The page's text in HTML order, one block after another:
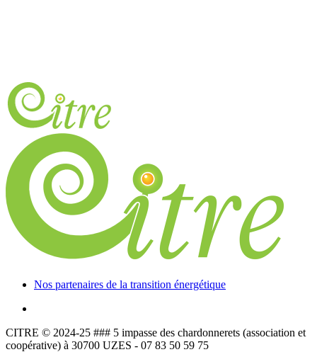
Nos partenaires de la transition énergétique
CITRE © 2024-25 ### 5 impasse des chardonnerets (association et
coopérative) à 30700 UZES - 07 83 50 59 75